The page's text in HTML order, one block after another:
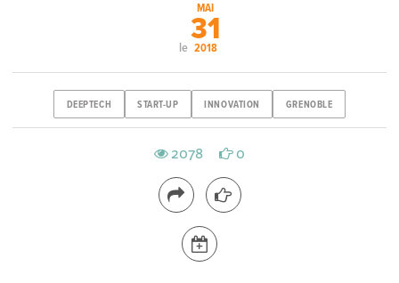
le
MAI
31
2018
DEEPTECH START-UP INNOVATION GRENOBLE
2078 0